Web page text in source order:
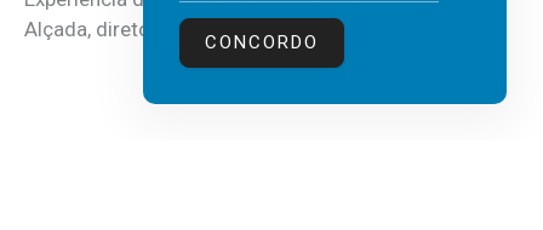
Alçada, diretor executivo da...
CONCORDO